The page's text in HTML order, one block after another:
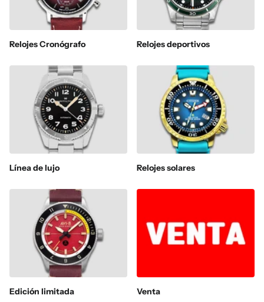
Relojes Cronógrafo Relojes deportivos
Línea de lujo Relojes solares
Edición limitada Venta